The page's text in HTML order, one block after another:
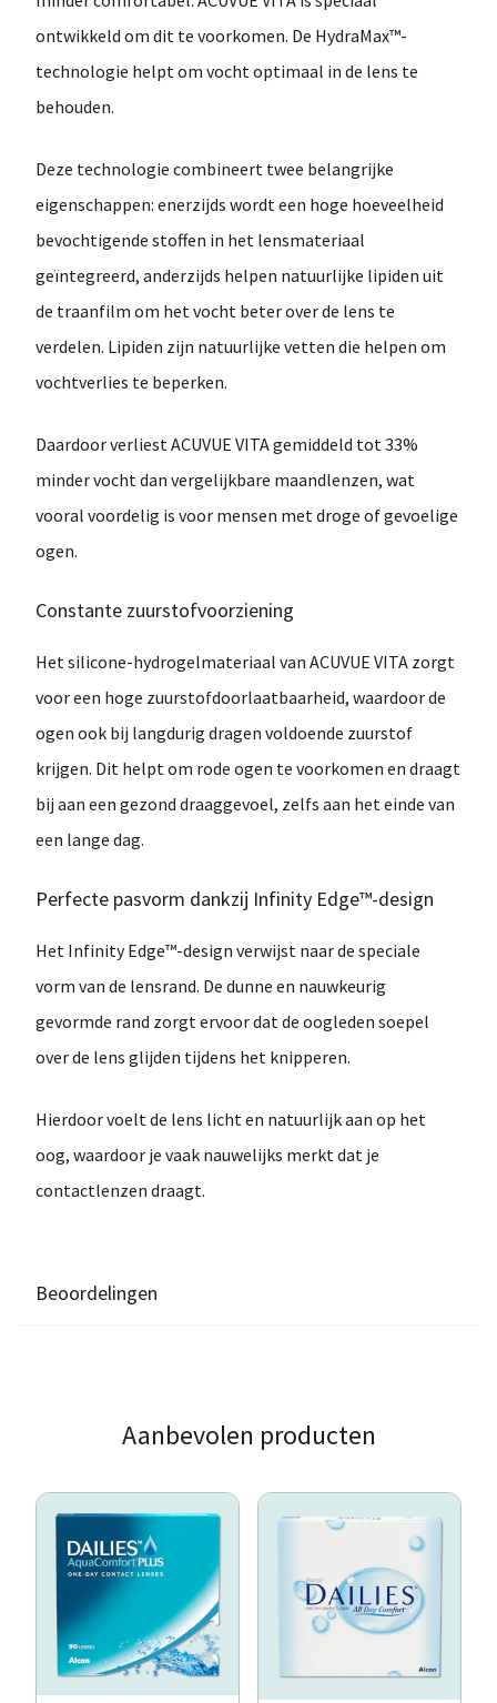
ontwikkeld om dit te voorkomen. De HydraMax™-
technologie helpt om vocht optimaal in de lens te
behouden.
Deze technologie combineert twee belangrijke
eigenschappen: enerzijds wordt een hoge hoeveelheid
bevochtigende stoffen in het lensmateriaal
geïntegreerd, anderzijds helpen natuurlijke lipiden uit
de traanfilm om het vocht beter over de lens te
verdelen. Lipiden zijn natuurlijke vetten die helpen om
vochtverlies te beperken.
Daardoor verliest ACUVUE VITA gemiddeld tot 33%
minder vochtdan vergelijkbare maandlenzen, wat
vooral voordelig is voor mensen metdroge of gevoelige
ogen.
Constante zuurstofvoorziening
Het silicone-hydrogelmateriaal van ACUVUE VITA zorgt
voor een hoge zuurstofdoorlaatbaarheid, waardoor de
ogen ook bij langdurig dragen voldoende zuurstof
krijgen. Dit helpt om rode ogen te voorkomen en draagt
bij aan een gezond draaggevoel, zelfs aan het einde van
een lange dag.
Perfecte pasvorm dankzij Infinity Edge™-design
Het Infinity Edge™-design verwijst naar de speciale
vorm van de lensrand. De dunne en nauwkeurig
gevormde rand zorgt ervoor dat de oogleden soepel
over de lens glijden tijdens het knipperen.
Hierdoor voelt de lens licht en natuurlijk aan op het
oog, waardoor je vaak nauwelijks merkt dat je
contactlenzen draagt.
Beoordelingen
Aanbevolen producten